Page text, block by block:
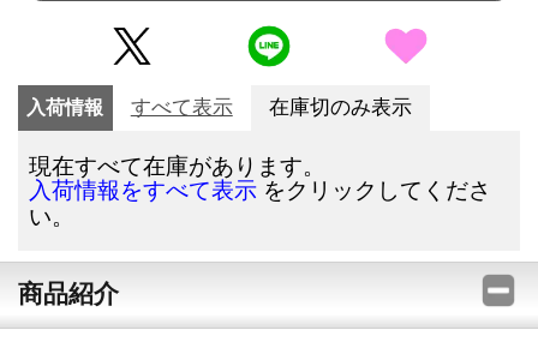
入荷情報 すべて表示 在庫切のみ表示
現在すべて在庫があります。
入荷情報をすべて表示 をクリックしてくださ
い。
商品紹介